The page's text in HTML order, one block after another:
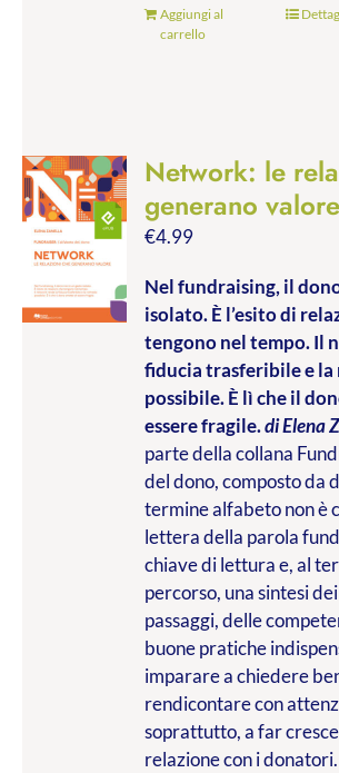
Aggiungi al
carrello
Network: le
generano valore
€4.99
Nel fundraising, il
isolato. È l’esito di
tengono nel tempo. Il
fiducia trasferibile e la
possibile. È lì che il
essere fragile.di Elena
parte della collana
del dono, composto da
termine alfabeto non è
lettera della parola
chiave di lettura e, al
percorso, una sintesi
passaggi, delle
buone pratiche
imparare a chiedere
rendicontare con
soprattutto, a far
relazione con i donatori.